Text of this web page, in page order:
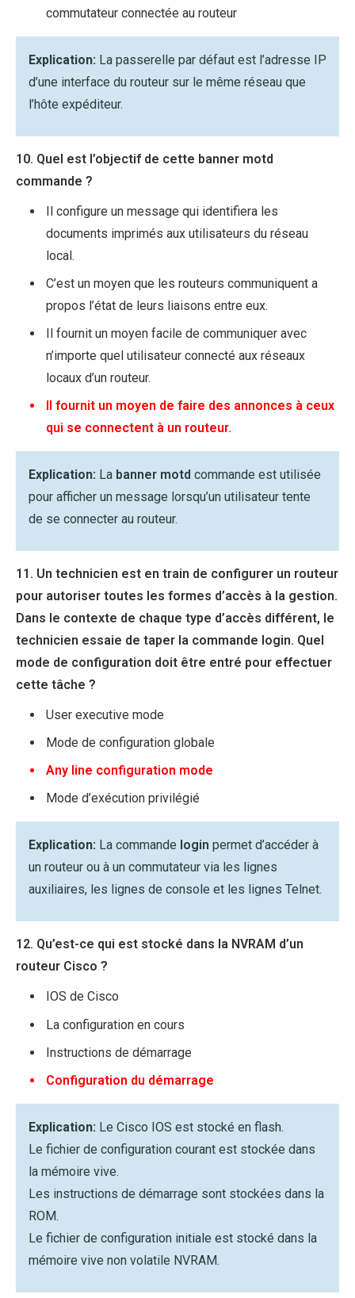
commutateur connectée au routeur
Explication: La passerelle par défaut est l’adresse IP
d’une interface du routeur sur le même réseau que
l’hôte expéditeur.
10. Quel est l’objectif de cette banner motd
commande ?
Il configure un message qui identifiera les
documents imprimés aux utilisateurs du réseau
local.
C’est un moyen que les routeurs communiquent a
propos l’état de leurs liaisons entre eux.
Il fournit un moyen facile de communiquer avec
n’importe quel utilisateur connecté aux réseaux
locaux d’un routeur.
Il fournit un moyen de faire des annonces à ceux
qui se connectent à un routeur.
Explication: La banner motd commande est utilisée
pour afficher un message lorsqu’un utilisateur tente
de se connecter au routeur.
11. Un technicien est en train de configurer un routeur
pour autoriser toutes les formes d’accès à la gestion.
Dans le contexte de chaque type d’accès différent, le
technicien essaie de taper la commande login. Quel
mode de configuration doit être entré pour effectuer
cette tâche ?
User executive mode
Mode de configuration globale
Any line configuration mode
Mode d’exécution privilégié
Explication: La commande login permet d’accéder à
un routeur ou à un commutateur via les lignes
auxiliaires, les lignes de console et les lignes Telnet.
12. Qu’est-ce qui est stocké dans la NVRAM d’un
routeur Cisco ?
IOS de Cisco
La configuration en cours
Instructions de démarrage
Configuration du démarrage
Explication: Le Cisco IOS est stocké en flash.
Le fichier de configuration courant est stockée dans
la mémoire vive.
Les instructions de démarrage sont stockées dans la
ROM.
Le fichier de configuration initiale est stocké dans la
mémoire vive non volatile NVRAM.